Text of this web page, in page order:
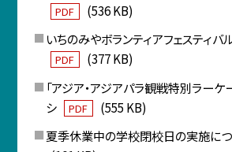
PDF
(536 KB)
いちのみやボランティアフェスティ
PDF
(377 KB)
「アジア・アジアパラ観戦特別ラーケ
シ
PDF
(555 KB)
夏季休業中の学校閉校日の実施に